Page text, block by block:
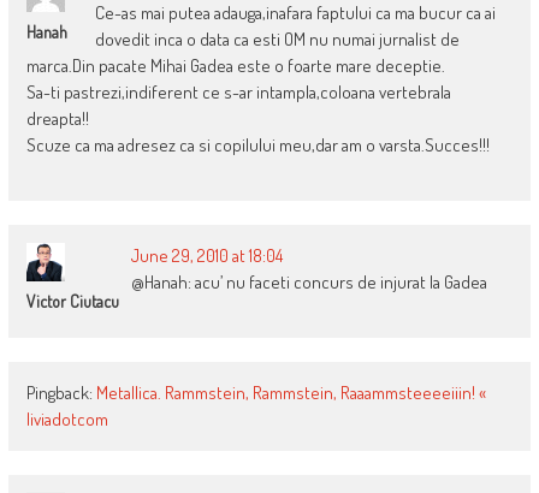
Hanah
Ce-as mai putea adauga,inafara faptului ca ma bucur ca ai
dovedit inca o data ca esti OM nu numai jurnalist de
marca.Din pacate Mihai Gadea este o foarte mare deceptie.
Sa-ti pastrezi,indiferent ce s-ar intampla,coloana vertebrala
dreapta!!
Scuze ca ma adresez ca si copilului meu,dar am o varsta.Succes!!!
Victor Ciutacu
June 29, 2010 at 18:04
@Hanah: acu’ nu faceti concurs de injurat la Gadea
Pingback: Metallica. Rammstein, Rammstein, Raaammsteeeeiiin! «
liviadotcom